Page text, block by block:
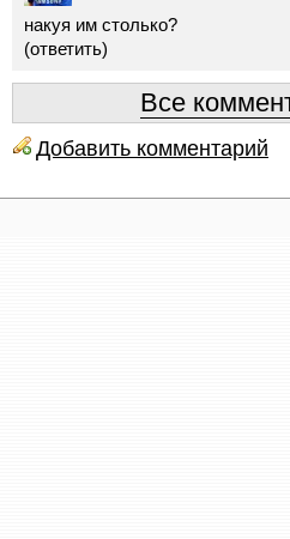
накуя им столько?
(ответить)
Все
Добавить комментарий